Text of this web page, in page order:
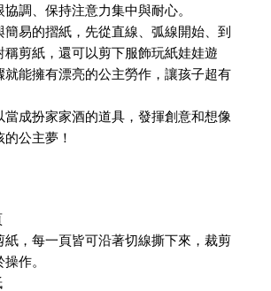
調、保持注意力集中與耐心。
簡易的摺紙，先從直線、弧線開始、到
稱剪紙，還可以剪下服飾玩紙娃娃遊
就能擁有漂亮的公主勞作，讓孩子超有
當成扮家家酒的道具，發揮創意和想像
公主夢！
紙，每一頁皆可沿著切線撕下來，裁剪
作。